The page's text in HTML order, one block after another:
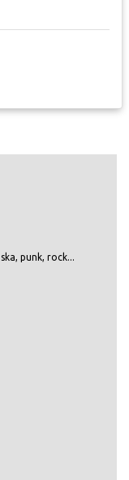
punk, rock...